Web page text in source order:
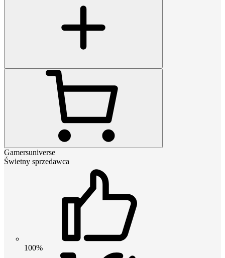
Gamersuniverse
Świetny sprzedawca
100%